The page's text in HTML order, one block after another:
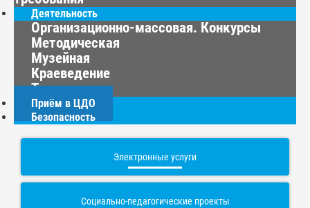
Деятельность
Организационно-массовая. Конкурсы
Методическая
Музейная
Краеведение
Туризм
Приём в ЦДО
Безопасность
Электронные услуги
Социально-педагогические проекты